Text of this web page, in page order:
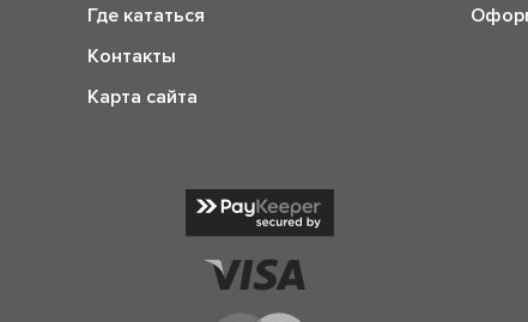
Где кататься
Контакты
Карта сайта